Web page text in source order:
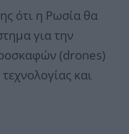
ότι η Ρωσία θα
για την
(drones)
και